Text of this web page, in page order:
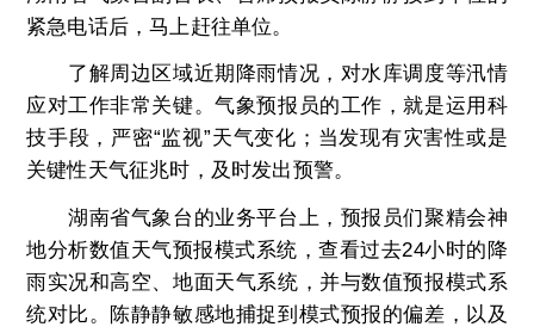
紧急电话后，马上赶往单位。
了解周边区域近期降雨情况，对水库调度等汛情
应对工作非常关键。气象预报员的工作，就是运用科
技手段，严密“监视”天气变化；当发现有灾害性或是
关键性天气征兆时，及时发出预警。
湖南省气象台的业务平台上，预报员们聚精会神
地分析数值天气预报模式系统，查看过去24小时的降
雨实况和高空、地面天气系统，并与数值预报模式系
统对比。陈静静敏感地捕捉到模式预报的偏差，以及